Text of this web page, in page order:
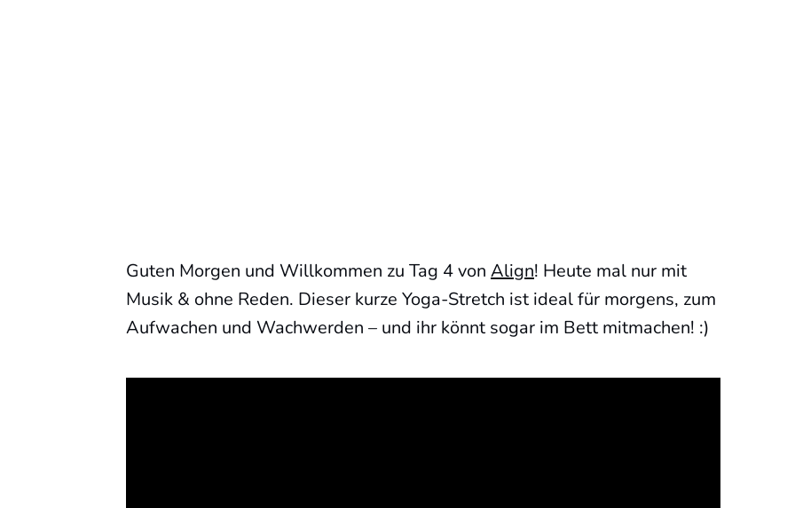
Guten Morgen und Willkommen zu Tag 4 von Align! Heute mal nur mit
Musik & ohne Reden. Dieser kurze Yoga-Stretch ist ideal für morgens, zum
Aufwachen und Wachwerden – und ihr könnt sogar im Bett mitmachen! :)